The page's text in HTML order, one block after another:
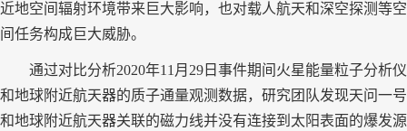
近地空间辐射环境带来巨大影响，也对载人航天和深空探测等空
间任务构成巨大威胁。
通过对比分析2020年11月29日事件期间火星能量粒子分析仪
和地球附近航天器的质子通量观测数据，研究团队发现天问一号
和地球附近航天器关联的磁力线并没有连接到太阳表面的爆发源